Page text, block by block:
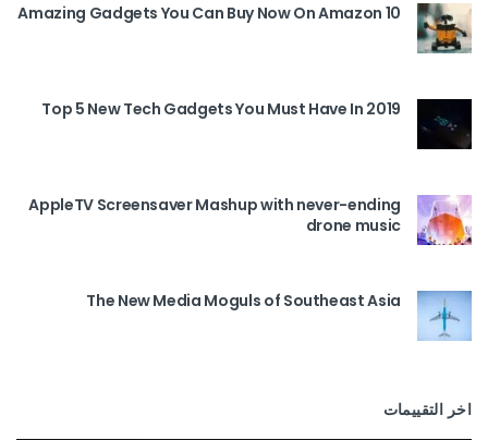
10 Amazing Gadgets You Can Buy Now On Amazon
Top 5 New Tech Gadgets You Must Have In 2019
AppleTV Screensaver Mashup with never-ending
drone music
The New Media Moguls of Southeast Asia
اخر التقييمات